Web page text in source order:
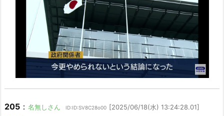
205 ： 名無しさん ID:ID:SV8C28o00 [2025/06/18(水) 13:24:28.01]